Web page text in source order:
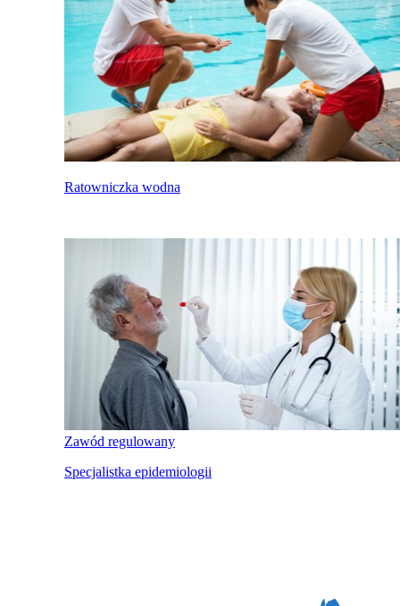
Ratowniczka wodna
Zawód regulowany
Specjalistka epidemiologii